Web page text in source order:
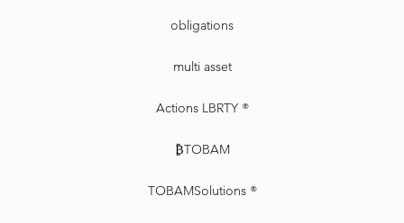
obligations
multi asset
Actions LBRTY ®
₿TOBAM
TOBAMSolutions ®